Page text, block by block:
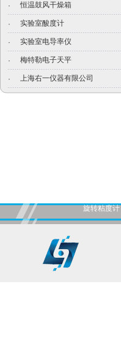
· 恒温鼓风干燥箱
· 实验室酸度计
· 实验室电导率仪
· 梅特勒电子天平
· 上海右一仪器有限公司
旋转粘度